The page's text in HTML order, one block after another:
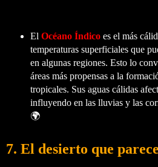
El Océano Índicoes el más
temperaturas superficiales que
en algunas regiones. Esto lo
áreas más propensas a la
tropicales. Sus aguas cálidas
influyendo en las lluvias y las
🌍
7. El desierto que